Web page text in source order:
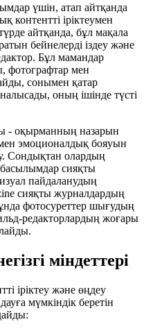
үшін, атап айтқанда
контентті іріктеумен
айтқанда, бұл мақала
бейнелерді іздеу және
Бұл мамандар
фотографтар мен
сонымен қатар
оның ішінде түсті
- оқырманның назарын
эмоционалдық бояуын
Сондықтан олардың
сияқты
пайдаланудың
сияқты журналдардың
фотосуреттер шығудың
редакторлардың жоғары
міндеттері
іріктеу және өңдеу
мүмкіндік беретін